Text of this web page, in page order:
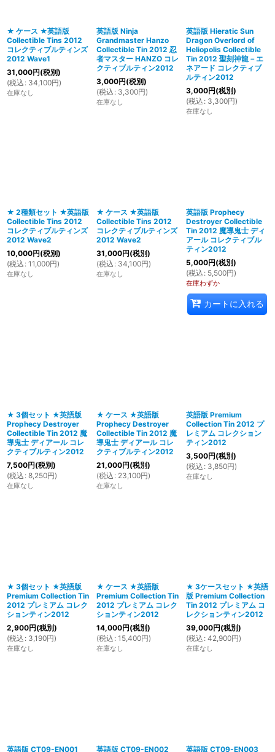
★ ケース ★英語版
Collectible Tins 2012
コレクティブルティンズ
2012 Wave1
31,000円(税別)
(税込 : 34,100円)
在庫なし
英語版 Ninja
Grandmaster Hanzo
Collectible Tin 2012 忍
者マスター HANZO コレ
クティブルティン2012
3,000円(税別)
(税込 : 3,300円)
在庫なし
英語版 Hieratic Sun
Dragon Overlord of
Heliopolis Collectible
Tin 2012 聖刻神龍－エ
ネアード コレクティブ
ルティン2012
3,000円(税別)
(税込 : 3,300円)
在庫なし
★ 2種類セット ★英語版
Collectible Tins 2012
コレクティブルティンズ
2012 Wave2
10,000円(税別)
(税込 : 11,000円)
在庫なし
★ ケース ★英語版
Collectible Tins 2012
コレクティブルティンズ
2012 Wave2
31,000円(税別)
(税込 : 34,100円)
在庫なし
英語版 Prophecy
Destroyer Collectible
Tin 2012 魔導鬼士 ディ
アール コレクティブル
ティン2012
5,000円(税別)
(税込 : 5,500円)
在庫わずか
カートに入れる
★ 3個セット ★英語版
Prophecy Destroyer
Collectible Tin 2012 魔
導鬼士 ディアール コレ
クティブルティン2012
7,500円(税別)
(税込 : 8,250円)
在庫なし
★ ケース ★英語版
Prophecy Destroyer
Collectible Tin 2012 魔
導鬼士 ディアール コレ
クティブルティン2012
21,000円(税別)
(税込 : 23,100円)
在庫なし
英語版 Premium
Collection Tin 2012 プ
レミアム コレクション
ティン2012
3,500円(税別)
(税込 : 3,850円)
在庫なし
★ 3個セット ★英語版
Premium Collection Tin
2012 プレミアム コレク
ションティン2012
2,900円(税別)
(税込 : 3,190円)
在庫なし
★ ケース ★英語版
Premium Collection Tin
2012 プレミアム コレク
ションティン2012
14,000円(税別)
(税込 : 15,400円)
在庫なし
★ 3ケースセット ★英語
版 Premium Collection
Tin 2012 プレミアム コ
レクションティン2012
39,000円(税別)
(税込 : 42,900円)
在庫なし
英語版 CT09-EN001
英語版 CT09-EN002
英語版 CT09-EN003